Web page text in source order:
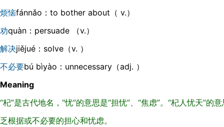
烦恼fánnǎo：to bother about（ v.）
劝quàn：persuade （v.）
解决jiějué：solve（v. ）
不必要bú bìyào：unnecessary（adj. ）
Meaning
“杞”是古代地名，“忧”的意思是“担忧”、“焦虑”。“杞人忧天”的
乏根据或不必要的担心和忧虑。